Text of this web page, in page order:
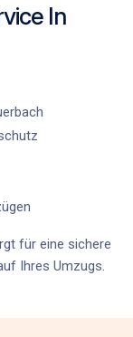
In
für eine sichere
Ihres Umzugs.